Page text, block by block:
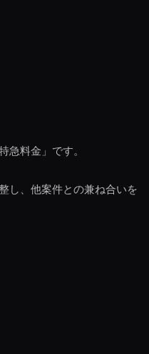
急料金」です。
し、他案件との兼ね合いを